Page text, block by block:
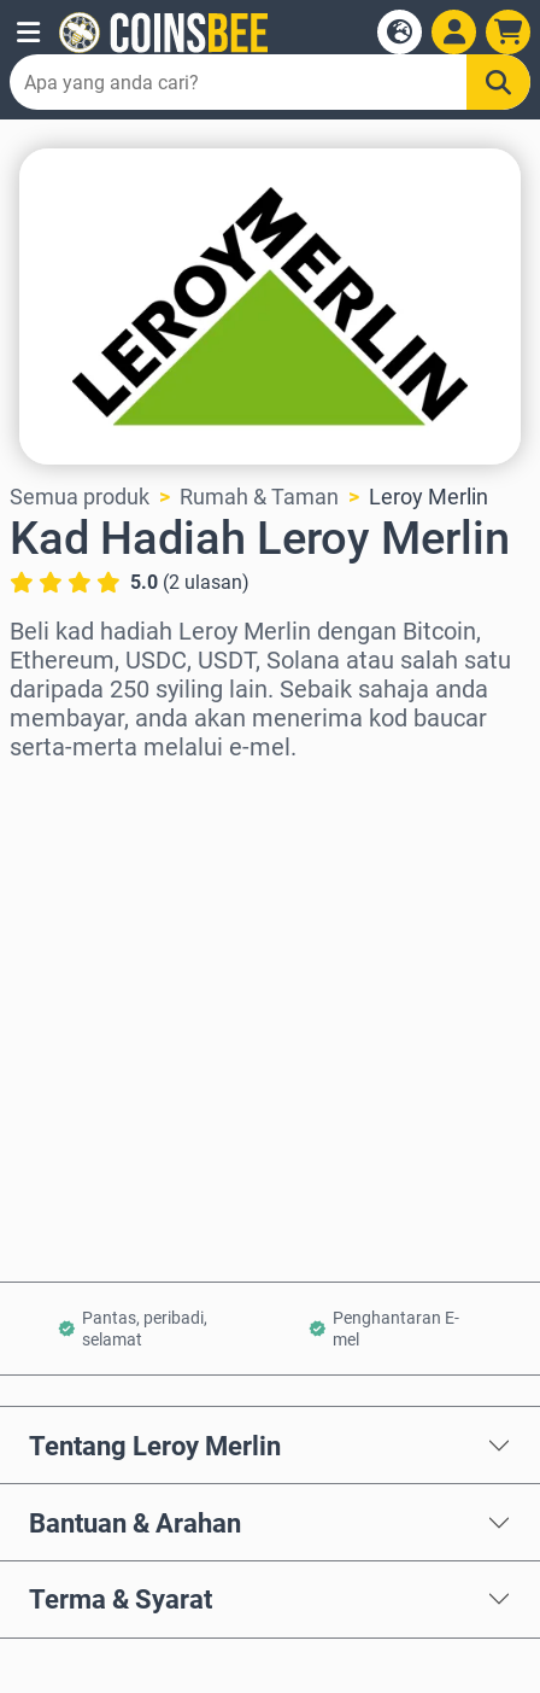
Semua produk Rumah & Taman Leroy Merlin
Kad Hadiah Leroy Merlin
5.0 (2 ulasan)
Beli kad hadiah Leroy Merlin dengan Bitcoin,
Ethereum, USDC, USDT, Solana atau salah satu
daripada 250 syiling lain. Sebaik sahaja anda
membayar, anda akan menerima kod baucar
serta-merta melalui e-mel.
Pantas, peribadi,
selamat
Penghantaran E-
mel
Tentang Leroy Merlin
Bantuan & Arahan
Terma & Syarat